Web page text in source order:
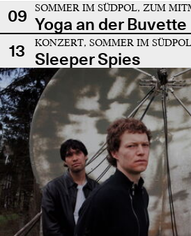
09
SOMMER IM SÜDPOL, ZUM
Yoga an der Buvette
13
KONZERT, SOMMER IM SÜDPOL
Sleeper Spies